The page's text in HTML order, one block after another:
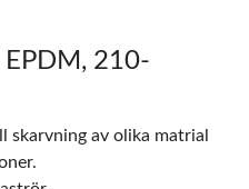
EPDM, 210-
skarvning av olika matrial